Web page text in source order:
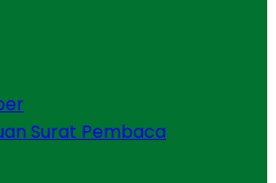
Surat Pembaca